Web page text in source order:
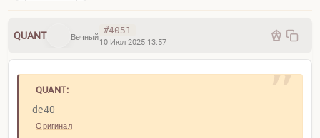
QUANT Вечный
#4051
10 Июл 2025 13:57
QUANT:
de40
Оригинал